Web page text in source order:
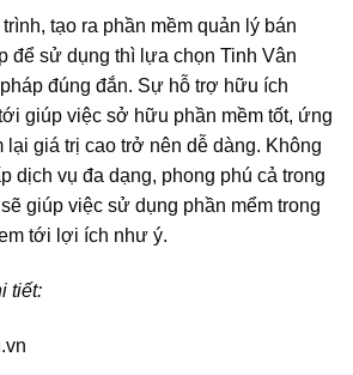
tạo ra phần mềm quản lý bán
để sử dụng thì lựa chọn Tinh Vân
đúng đắn. Sự hỗ trợ hữu ích
giúp việc sở hữu phần mềm tốt, ứng
lại giá trị cao trở nên dễ dàng. Không
dịch vụ đa dạng, phong phú cả trong
giúp việc sử dụng phần mểm trong
tới lợi ích như ý.
tiết: